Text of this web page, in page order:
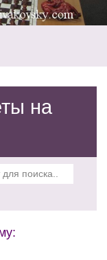
на